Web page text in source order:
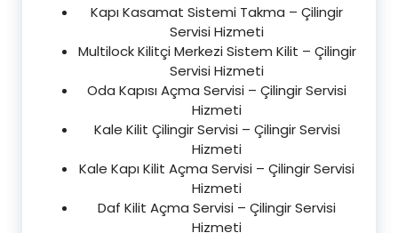
Kapı Kasamat Sistemi Takma – Çilingir
Servisi Hizmeti
Multilock Kilitçi Merkezi Sistem Kilit – Çilingir
Servisi Hizmeti
Oda Kapısı Açma Servisi – Çilingir Servisi
Hizmeti
Kale Kilit Çilingir Servisi – Çilingir Servisi
Hizmeti
Kale Kapı Kilit Açma Servisi – Çilingir Servisi
Hizmeti
Daf Kilit Açma Servisi – Çilingir Servisi
Hizmeti